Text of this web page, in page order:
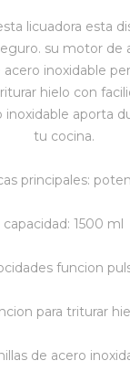
licuadora esta
su motor de
acero inoxidable
hielo con
inoxidable aporta
tu cocina.
principales:
capacidad: 1500 ml
funcion
para triturar
de acero
para bebé